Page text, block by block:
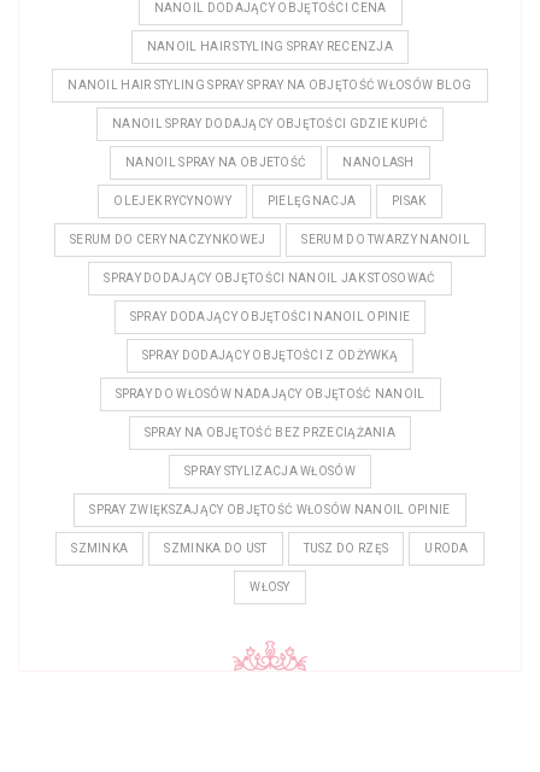
NANOIL DODAJĄCY OBJĘTOŚCI CENA
NANOIL HAIR STYLING SPRAY RECENZJA
NANOIL HAIR STYLING SPRAY SPRAY NA OBJĘTOŚĆ WŁOSÓW BLOG
NANOIL SPRAY DODAJĄCY OBJĘTOŚCI GDZIE KUPIĆ
NANOIL SPRAY NA OBJETOŚĆ NANOLASH
OLEJEK RYCYNOWY PIELĘGNACJA PISAK
SERUM DO CERY NACZYNKOWEJ SERUM DO TWARZY NANOIL
SPRAY DODAJĄCY OBJĘTOŚCI NANOIL JAK STOSOWAĆ
SPRAY DODAJĄCY OBJĘTOŚCI NANOIL OPINIE
SPRAY DODAJĄCY OBJĘTOŚCI Z ODŻYWKĄ
SPRAY DO WŁOSÓW NADAJĄCY OBJĘTOŚĆ NANOIL
SPRAY NA OBJĘTOŚĆ BEZ PRZECIĄŻANIA
SPRAY STYLIZACJA WŁOSÓW
SPRAY ZWIĘKSZAJĄCY OBJĘTOŚĆ WŁOSÓW NANOIL OPINIE
SZMINKA SZMINKA DO UST TUSZ DO RZĘS URODA
WŁOSY